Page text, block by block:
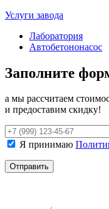
Услуги завода
Лаборатория
Автобетононасос
Заполните
а мы рассчитаем
и предоставим скидку!
Я принимаю